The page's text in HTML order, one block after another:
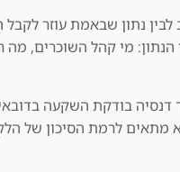
לבין נתון שבאמת עוזר
מי קהל השוכרים,
דנסיה בודקת השקעה
לרמת הסיכון של